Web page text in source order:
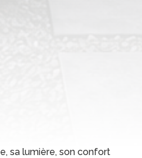
sa lumière, son confort